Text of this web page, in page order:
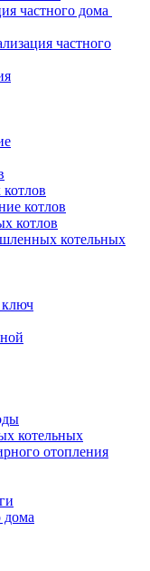
частного дома
частного
котлов
котлов
котельных
ключ
котельных
отопления
дома